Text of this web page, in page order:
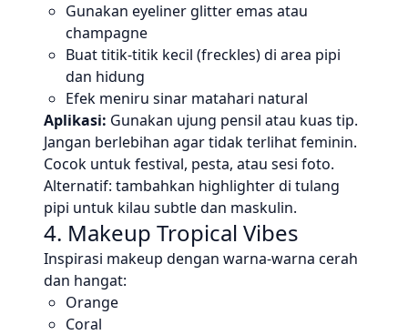
Gunakan eyeliner glitter emas atau
champagne
Buat titik-titik kecil (freckles) di area pipi
dan hidung
Efek meniru sinar matahari natural
Aplikasi: Gunakan ujung pensil atau kuas tip.
Jangan berlebihan agar tidak terlihat feminin.
Cocok untuk festival, pesta, atau sesi foto.
Alternatif: tambahkan highlighter di tulang
pipi untuk kilau subtle dan maskulin.
4. Makeup Tropical Vibes
Inspirasi makeup dengan warna-warna cerah
dan hangat:
Orange
Coral